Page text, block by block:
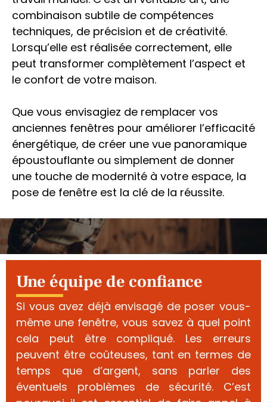
combinaison subtile de compétences
techniques, de précision et de créativité.
Lorsqu’elle est réalisée correctement, elle
peut transformer complètement l’aspect et
le confort de votre maison.
Que vous envisagiez de remplacer vos
anciennes fenêtres pour améliorer l’efficacité
énergétique, de créer une vue panoramique
époustouflante ou simplement de donner
une touche de modernité à votre espace, la
pose de fenêtre est la clé de la réussite.
Une équipe de confiance
Si vous avez déjà envisagé de poser vous-
même une fenêtre, vous savez à quel point
cela peut être compliqué. Les erreurs
peuvent être coûteuses, tant en termes de
temps que d’argent, sans parler des
éventuels problèmes de sécurité. C’est